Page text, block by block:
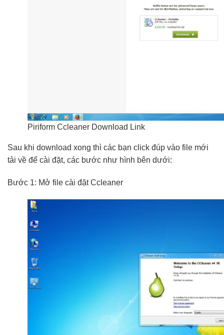
Piriform Ccleaner Download Link
Sau khi download xong thì các bạn click đúp vào file mới
tải về để cài đặt, các bước như hình bên dưới:
Bước 1: Mở file cài đặt Ccleaner